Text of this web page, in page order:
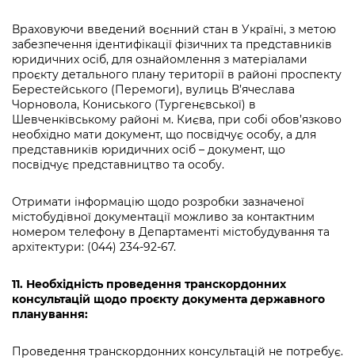
Враховуючи введений воєнний стан в Україні, з метою
забезпечення ідентифікації фізичних та представників
юридичних осіб, для ознайомлення з матеріалами
проєкту детального плану території в районі проспекту
Берестейського (Перемоги), вулиць В’ячеслава
Чорновола, Кониського (Тургенєвської) в
Шевченківському районі м. Києва, при собі обов’язково
необхідно мати документ, що посвідчує особу, а для
представників юридичних осіб – документ, що
посвідчує представництво та особу.
Отримати інформацію щодо розробки зазначеної
містобудівної документації можливо за контактним
номером телефону в Департаменті містобудування та
архітектури: (044) 234-92-67.
11. Необхідність проведення транскордонних
консультацій щодо проєкту документа державного
планування:
Проведення транскордонних консультацій не потребує.